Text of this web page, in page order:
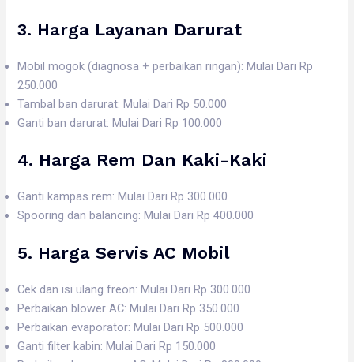
3. Harga Layanan Darurat
Mobil mogok (diagnosa + perbaikan ringan): Mulai Dari Rp
250.000
Tambal ban darurat: Mulai Dari Rp 50.000
Ganti ban darurat: Mulai Dari Rp 100.000
4. Harga Rem Dan Kaki-Kaki
Ganti kampas rem: Mulai Dari Rp 300.000
Spooring dan balancing: Mulai Dari Rp 400.000
5. HargaServis AC Mobil
Cek dan isi ulang freon: Mulai Dari Rp 300.000
Perbaikan blower AC: Mulai Dari Rp 350.000
Perbaikan evaporator: Mulai Dari Rp 500.000
Ganti filter kabin: Mulai Dari Rp 150.000